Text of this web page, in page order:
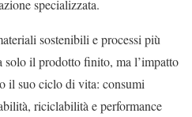
specializzata.
sostenibili e processi più
il prodotto finito, ma l’impatto
il suo ciclo di vita: consumi
riciclabilità e performance